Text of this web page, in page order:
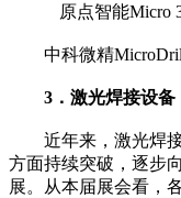
原点智能Micro
中科微精
3．激光焊接设备
近年来，激光焊接
方面持续突破，逐步
展。从本届展会看，